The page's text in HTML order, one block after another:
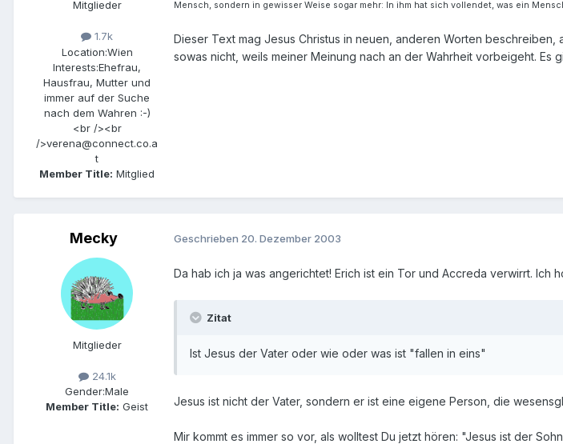
Mitglieder
1.7k
Location:Wien
Interests:Ehefrau,
Hausfrau, Mutter und
immer auf der Suche
nach dem Wahren :-)
<br /><br
/>verena@connect.co.a
t
Member Title: Mitglied
Mensch, sondern in gewisser Weise sogar mehr: In ihm hat sich vollendet, was ein
Dieser Text mag Jesus Christus in neuen, anderen Worten
sowas nicht, weils meiner Meinung nach an der Wahrheit vorbeigeht. Es
Mecky
Mitglieder
24.1k
Gender:Male
Member Title: Geist
Geschrieben 20. Dezember 2003
Da hab ich ja was angerichtet! Erich ist ein Tor und Accreda verwirrt. Ich
Zitat
Ist Jesus der Vater oder wie oder was ist "fallen in eins"
Jesus ist nicht der Vater, sondern er ist eine eigene Person, die
Mir kommt es immer so vor, als wolltest Du jetzt hören: "Jesus ist der